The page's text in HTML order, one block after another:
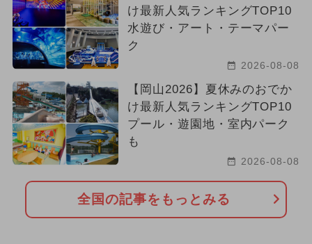
け最新人気ランキングTOP10
水遊び・アート・テーマパー
ク
2026-08-08
【岡山2026】夏休みのおでか
け最新人気ランキングTOP10
プール・遊園地・室内パーク
も
2026-08-08
全国の記事をもっとみる